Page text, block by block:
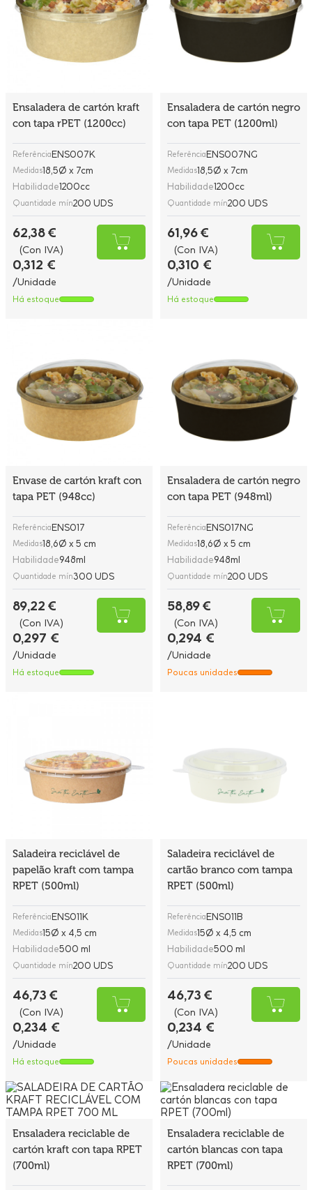
Ensaladera de cartón kraft
con tapa rPET (1200cc)
ReferênciaENS007K
Medidas18,5Ø x 7cm
Habilidade1200cc
Quantidade mín200 UDS
62,38 €
(Con IVA)
0,312 €
/Unidade
Há estoque
Ensaladera de cartón negro
con tapa PET (1200ml)
ReferênciaENS007NG
Medidas18,5Ø x 7cm
Habilidade1200cc
Quantidade mín200 UDS
61,96 €
(Con IVA)
0,310 €
/Unidade
Há estoque
Envase de cartón kraft con
tapa PET (948cc)
ReferênciaENS017
Medidas18,6Ø x 5 cm
Habilidade948ml
Quantidade mín300 UDS
89,22 €
(Con IVA)
0,297 €
/Unidade
Há estoque
Ensaladera de cartón negro
con tapa PET (948ml)
ReferênciaENS017NG
Medidas18,6Ø x 5 cm
Habilidade948ml
Quantidade mín200 UDS
58,89 €
(Con IVA)
0,294 €
/Unidade
Poucas unidades
Saladeira reciclável de
papelão kraft com tampa
RPET (500ml)
ReferênciaENS011K
Medidas15Ø x 4,5 cm
Habilidade500 ml
Quantidade mín200 UDS
46,73 €
(Con IVA)
0,234 €
/Unidade
Há estoque
Saladeira reciclável de
cartão branco com tampa
RPET (500ml)
ReferênciaENS011B
Medidas15Ø x 4,5 cm
Habilidade500 ml
Quantidade mín200 UDS
46,73 €
(Con IVA)
0,234 €
/Unidade
Poucas unidades
Ensaladera reciclable de
cartón kraft con tapa RPET
(700ml)
Ensaladera reciclable de
cartón blancas con tapa
RPET (700ml)